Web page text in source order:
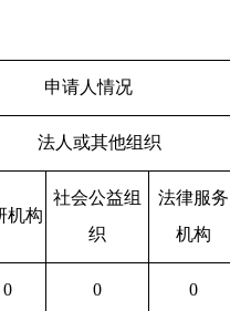
申请人情况
法人或其他组织
机构
社会公益组
织
法律服务
机构
0 0 0